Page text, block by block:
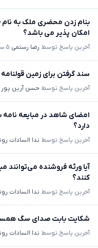
بنام زدن محضری ملک به نام
امکان پذیر می باشد؟
آخرین پاسخ توسط رضا رستمی ۵ سال پیش
سند گرفتن برای زمین
آخرین پاسخ توسط حسن آرین پور
امضای شاهد در مبایعه نامه
دارد؟
آخرین پاسخ توسط ندا السادات
آیا ورثه فروشنده می‌توانند
کنند؟
آخرین پاسخ توسط ندا السادات
شکایت بابت صدای سگ
آخرین پاسخ توسط ندا السادات